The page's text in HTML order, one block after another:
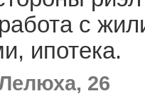
с
ипотека.
26